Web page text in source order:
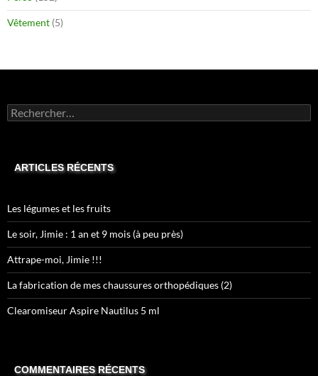
Vêtement (5)
Rechercher :
ARTICLES RÉCENTS
Les légumes et les fruits
Le soir, Jimie : 1 an et 9 mois (à peu près)
Attrape-moi, Jimie !!!
La fabrication de mes chaussures orthopédiques (2)
Clearomiseur Aspire Nautilus 5 ml
COMMENTAIRES RÉCENTS